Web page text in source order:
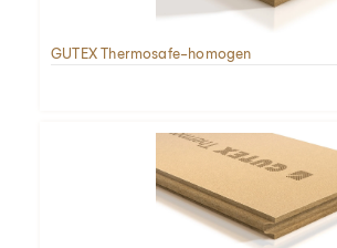
GUTEX Thermosafe-homogen